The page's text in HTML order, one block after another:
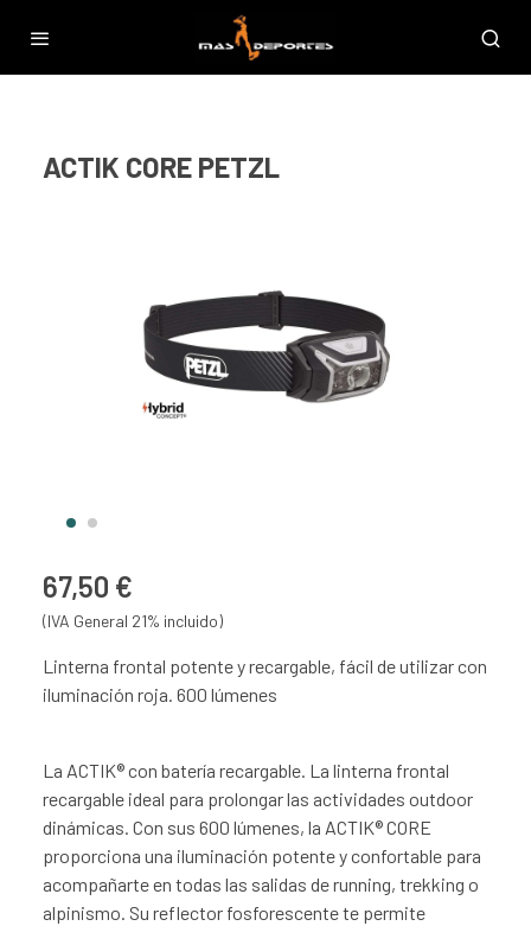
ACTIK CORE PETZL
67,50 €
(IVA General 21% incluido)
Linterna frontal potente y recargable, fácil de utilizar con
iluminación roja. 600 lúmenes
La ACTIK® con batería recargable. La linterna frontal
recargable ideal para prolongar las actividades outdoor
dinámicas. Con sus 600 lúmenes, la ACTIK® CORE
proporciona una iluminación potente y confortable para
acompañarte en todas las salidas de running, trekking o
alpinismo. Su reflector fosforescente te permite